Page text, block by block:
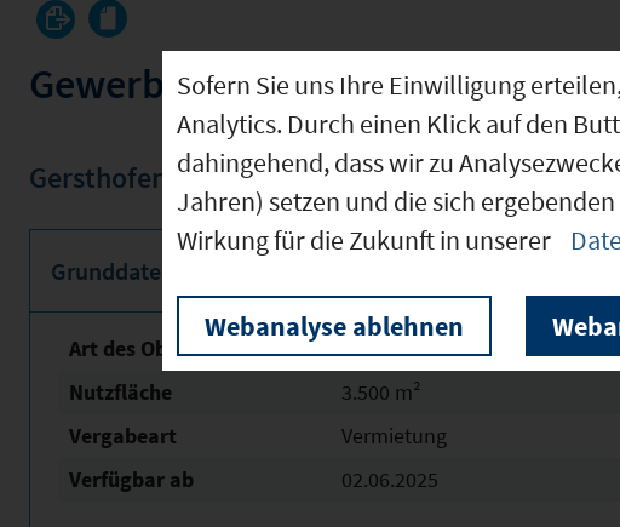
Gewerbegrundstück an der
Gersthofen ,Lkr. Augsburg
Grunddaten
Art des Objektes
Sonstige gewerbliche Objekte
Nutzfläche
3.500 m²
Vergabeart
Vermietung
Verfügbar ab
02.06.2025
Sofern Sie uns Ihre Einwilligung
Analytics. Durch einen Klick auf den
dahingehend, dass wir zu
Jahren) setzen und die sich
Wirkung für die Zukunft in unserer
Webanalyse ablehnen